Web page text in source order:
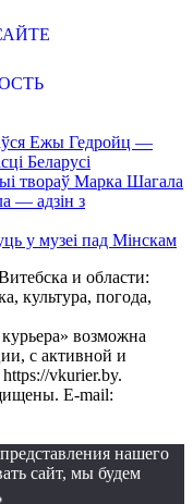
Ежы Гедройц —
Беларусі
твораў Марка Шагала
— адзін з
у музеі пад Мінскам
и области:
культура, погода,
возможна
с активной и
vkurier.by.
E-mail:
нашего
сайт, мы будем